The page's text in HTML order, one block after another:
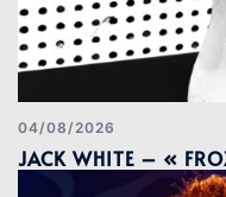
04/08/2026
JACK WHITE – «